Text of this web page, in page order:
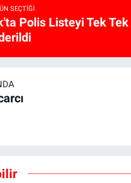
SEÇTIĞI
Polis Listeyi Tek